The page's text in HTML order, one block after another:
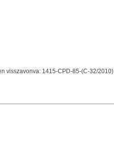
visszavonva: 1415-CPD-85-(C-32/2010)